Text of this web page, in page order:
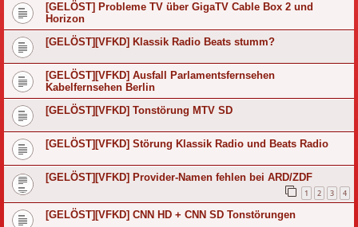
[GELÖST] Probleme TV über GigaTV Cable Box 2 und
Horizon
[GELÖST][VFKD] Klassik Radio Beats stumm?
[GELÖST][VFKD] Ausfall Parlamentsfernsehen
Kabelfernsehen Berlin
[GELÖST][VFKD] Tonstörung MTV SD
[GELÖST][VFKD] Störung Klassik Radio und Beats Radio
[GELÖST][VFKD] Provider-Namen fehlen bei ARD/ZDF
1 2 3 4
[GELÖST][VFKD] CNN HD + CNN SD Tonstörungen